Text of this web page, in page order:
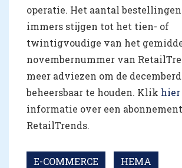
operatie. Het aantal
immers stijgen tot het tien- of
twintigvoudige van het
novembernummer van
meer adviezen om de
beheersbaar te houden. Klik hier
informatie over een
RetailTrends.
E-COMMERCE HEMA